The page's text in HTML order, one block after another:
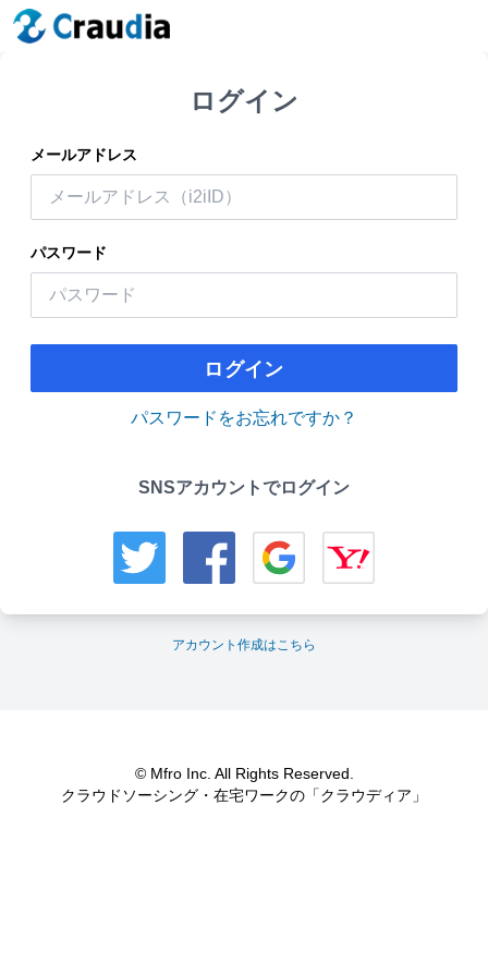
ログイン
メールアドレス
パスワード
ログイン
パスワードをお忘れですか？
SNSアカウントでログイン
アカウント作成はこちら
© Mfro Inc. All Rights Reserved.
クラウドソーシング・在宅ワークの「クラウディア」